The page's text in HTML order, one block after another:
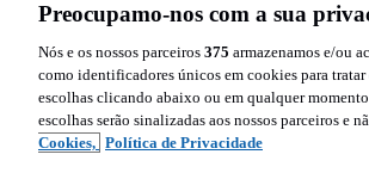
Preocupamo-nos com a sua
Nós e os nossos parceiros 375 armazenamos e/ou
como identificadores únicos em cookies para tratar
escolhas clicando abaixo ou em qualquer
escolhas serão sinalizadas aos nossos parceiros e
Cookies, Política de Privacidade